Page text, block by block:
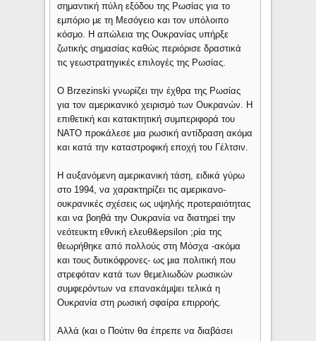
σημαντική πύλη εξόδου της Ρωσίας για το
εμπόριο με τη Μεσόγειο και τον υπόλοιπο
κόσμο. Η απώλεια της Ουκρανίας υπήρξε
ζωτικής σημασίας καθώς περιόρισε δραστικά
τις γεωστρατηγικές επιλογές της Ρωσίας.
Ο Brzezinski γνωρίζει την έχθρα της Ρωσίας
για τον αμερικανικό χειρισμό των Ουκρανών. Η
επιθετική και κατακτητική συμπεριφορά του
ΝΑΤΟ προκάλεσε μια ρωσική αντίδραση ακόμα
και κατά την καταστροφική επoχή του Γέλτσιν.
Η αυξανόμενη αμερικανική τάση, ειδικά γύρω
στο 1994, να χαρακτηρίζει τις αμερικανο-
ουκρανικές σχέσεις ως υψηλής προτεραιότητας
και να βοηθά την Ουκρανία να διατηρεί την
νεότευκτη εθνική ελευθ&epsilon ;ρία της
θεωρήθηκε από πολλούς στη Μόσχα -ακόμα
και τους δυτικόφρονες- ως μια πολιτική που
στρεφόταν κατά των θεμελιωδών ρωσικών
συμφερόντων να επανακάμψει τελικά η
Ουκρανία στη ρωσική σφαίρα επιρροής.
Αλλά (και ο Πούτιν θα έπρεπε να διαβάσει